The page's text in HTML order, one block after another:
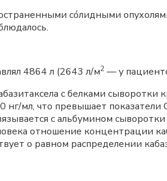
сóлидными
4864 л (2643 л/м2 — у
с белками
мл, что превышает показатели
с альбумином
отношение концентрации
о равном распределении